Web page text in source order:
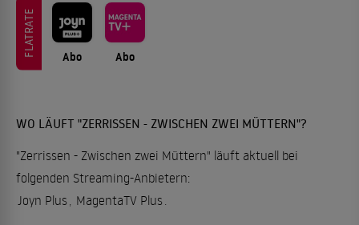
FLATRATE Abo Abo
WO LÄUFT "ZERRISSEN - ZWISCHEN ZWEI MÜTTERN"?
"Zerrissen - Zwischen zwei Müttern" läuft aktuell bei
folgenden Streaming-Anbietern:
Joyn Plus MagentaTV Plus